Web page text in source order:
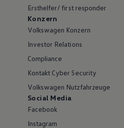
Ersthelfer/ first responder
Konzern
Volkswagen Konzern
Investor Relations
Compliance
Kontakt Cyber Security
Volkswagen Nutzfahrzeuge
Social Media
Facebook
Instagram